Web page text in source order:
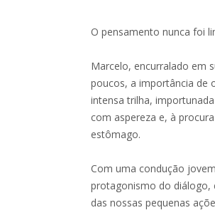
O pensamento nunca foi
Marcelo, encurralado em
poucos, a importância de
intensa trilha,
com aspereza e, à
estômago.
Com uma condução
protagonismo do diálogo,
das nossas pequenas